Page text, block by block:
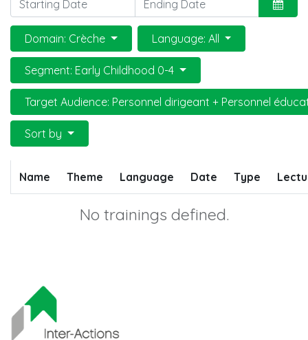
Domain: Crèche Language: All
Segment: Early Childhood 0-4
Target Audience: Personnel dirigeant + Personnel
Sort by
Name Theme Language Date Type
No trainings defined.